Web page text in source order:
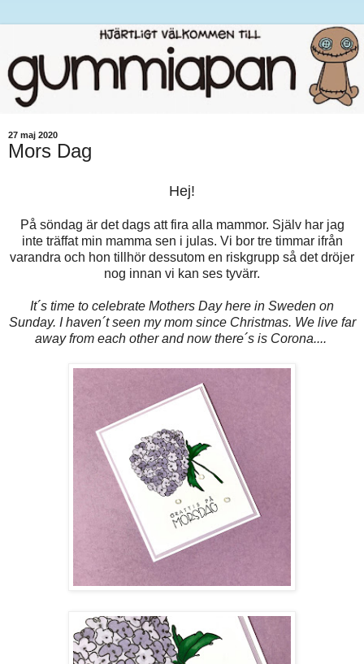
27 maj 2020
Mors Dag
Hej!
På söndag är det dags att fira alla mammor. Själv har jag
inte träffat min mamma sen i julas. Vi bor tre timmar ifrån
varandra och hon tillhör dessutom en riskgrupp så det dröjer
nog innan vi kan ses tyvärr.
It´s time to celebrate Mothers Day here in Sweden on
Sunday. I haven´t seen my mom since Christmas. We live far
away from each other and now there´s is Corona....